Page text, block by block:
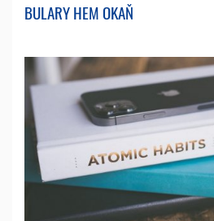
BULARY HEM OKAŇ